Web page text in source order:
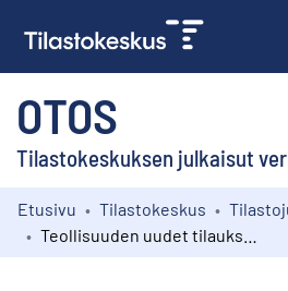
OTOS
Tilastokeskuksen julkaisut
Kokoelmat
Etusivu Tilastokeskus